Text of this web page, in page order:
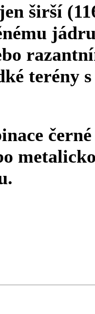
širší
terény